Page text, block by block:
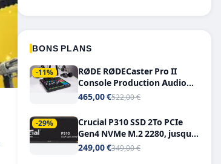
BONS PLANS
-11%
RØDE RØDECaster Pro II
Console Production Audio
Tout-en-Un, Bluetooth et
465,00 €522,00 €
-29%
Crucial P310 SSD 2To PCIe
Gen4 NVMe M.2 2280, jusqu’à
7.100 Mo/s
249,00 €349,00 €